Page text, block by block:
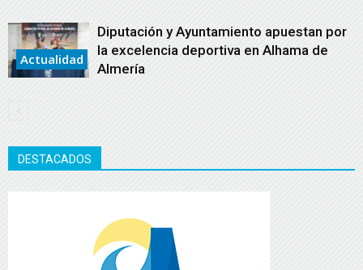
Actualidad
Diputación y Ayuntamiento apuestan por
la excelencia deportiva en Alhama de
Almería
DESTACADOS